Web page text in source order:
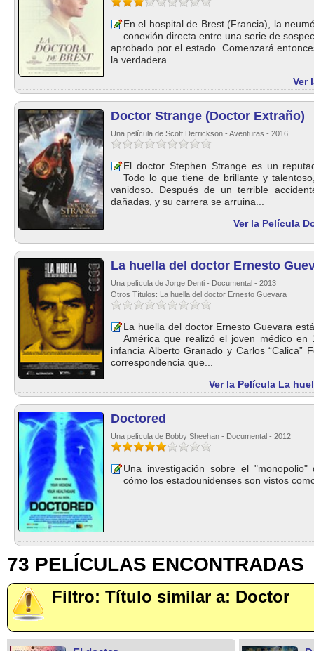
En el hospital de Brest (Francia), la
conexión directa entre una serie de
aprobado por el estado. Comenzará
la verdadera...
Ver
Doctor Strange (Doctor Extraño)
Una película de Scott Derrickson - Aventuras - 2016
El doctor Stephen Strange es un
Todo lo que tiene de brillante y
vanidoso. Después de un terrible
dañadas, y su carrera se arruina...
Ver la Película
La huella del doctor Ernesto
Una película de Jorge Denti - Documental - 2013
Otros Títulos: La huella del doctor Ernesto Guevara
La huella del doctor Ernesto Guevara
América que realizó el joven médico
infancia Alberto Granado y Carlos “Calica”
correspondencia que...
Ver la Película La
Doctored
Una película de Bobby Sheehan - Documental - 2012
Una investigación sobre el
cómo los estadounidenses son vistos
73 PELÍCULAS ENCONTRADAS
Filtro: Título similar a: Doctor